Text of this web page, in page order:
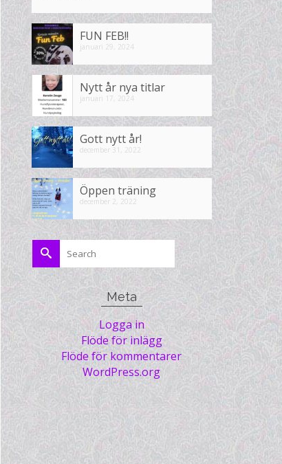
FUN FEB!!
januari 29, 2024
Nytt år nya titlar
januari 17, 2024
Gott nytt år!
december 31, 2022
Öppen träning
december 2, 2022
Search
for:
Meta
Logga in
Flöde för inlägg
Flöde för kommentarer
WordPress.org